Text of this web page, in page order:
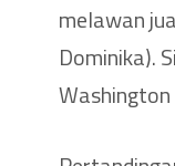
melawan
Dominika).
Washington